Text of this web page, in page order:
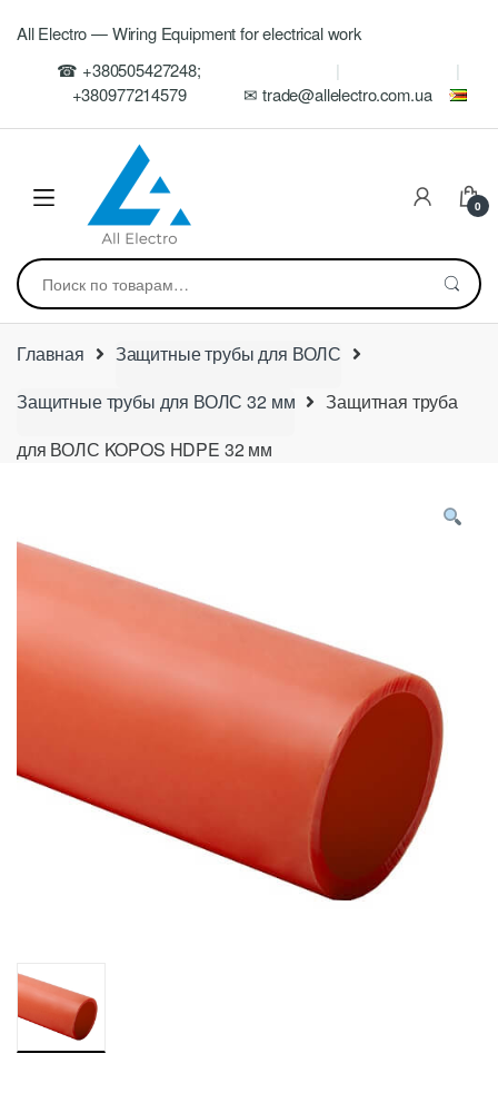
navigation
All Electro — Wiring Equipment for electrical work
☎ +380505427248;
+380977214579
✉ trade@allelectro.com.ua
0
Искать:
Главная
Защитные трубы для ВОЛС
Защитные трубы для ВОЛС 32 мм
Защитная труба
для ВОЛС KOPOS HDPE 32 мм